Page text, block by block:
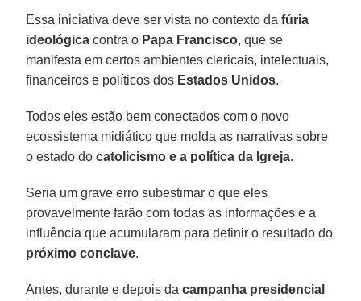
Essa iniciativa deve ser vista no contexto dafúria
ideológica contra o Papa Francisco, que se
manifesta em certos ambientes clericais, intelectuais,
financeiros e políticos dos Estados Unidos.
Todos eles estão bem conectados com o novo
ecossistema midiático que molda as narrativas sobre
o estado docatolicismo e a política da Igreja.
Seria um grave erro subestimar o que eles
provavelmente farão com todas as informações e a
influência que acumularam para definir o resultado do
próximo conclave.
Antes, durante e depois dacampanha presidencial